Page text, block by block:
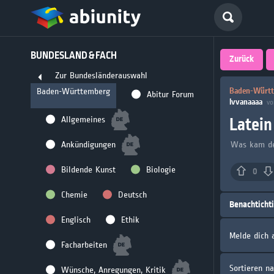
BUNDESLAND & FACH
Zur Bundesländerauswahl
Baden-Württemberg
Abitur Forum
Allgemeines
Ankündigungen
Bildende Kunst Biologie
Chemie Deutsch
Englisch Ethik
Facharbeiten
Wünsche, Anregungen, Kritik
größte
für
Zurück
Baden-
Ivvanaaaa
Was kam
0
Melde dich
Sortieren